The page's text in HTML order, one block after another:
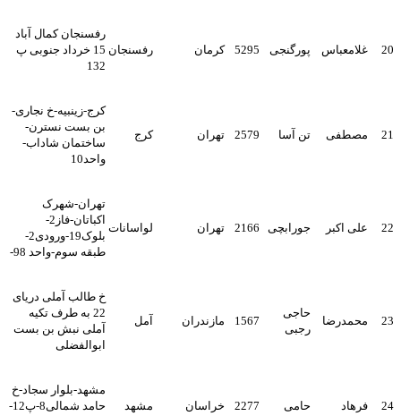
20 غلامعباس پورگنجی 5295 کرمان رفسنجان
رفسنجان کمال آباد
15 خرداد جنوبی پ
132
21 مصطفی تن آسا 2579 تهران کرج
کرج-زینبیه-خ نجاری-
بن بست نسترن-
ساختمان شاداب-
واحد10
22 علی اکبر جورابچی 2166 تهران لواسانات
تهران-شهرک
اکباتان-فاز2-
بلوک19-ورودی2-
طبقه سوم-واحد 98-
23 محمدرضا
حاجی
رجبی
1567 مازندران آمل
خ طالب آملی دریای
22 به طرف تکیه
آملی نبش بن بست
ابوالفضلی
24 فرهاد حامی 2277 خراسان مشهد
مشهد-بلوار سجاد-خ
حامد شمالی8-پ12-